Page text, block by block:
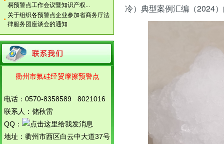
易预警点工作会议暨知识产权...
关于组织各预警点企业参加省商务厅法
律服务团座谈会的通知
衢州市氟硅经贸摩擦预警点
电话：0570-8358589 8021016
联系人：储秋雷
QQ：
地址：衢州市西区白云中大道37号
冷）典型案例汇编（2024